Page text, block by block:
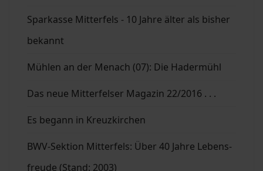
Sparkasse Mitterfels - 10 Jahre älter als bisher
bekannt
Mühlen an der Menach (07): Die Hadermühl
Das neue Mitterfelser Magazin 22/2016 . . .
Es begann in Kreuzkirchen
BWV-Sektion Mitterfels: Über 40 Jahre Lebens-
freude (Stand: 2003)